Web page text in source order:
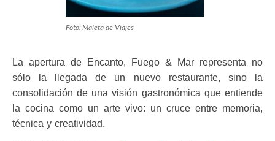
Foto: Maleta de Viajes
La apertura de Encanto, Fuego & Mar representa no
sólo la llegada de un nuevo restaurante, sino la
consolidación de una visión gastronómica que entiende
la cocina como un arte vivo: un cruce entre memoria,
técnica y creatividad.